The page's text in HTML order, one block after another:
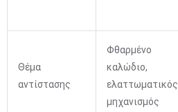
Θέμα
αντίστασης
Φθαρμένο
καλώδιο,
ελαττωματικός
μηχανισμός